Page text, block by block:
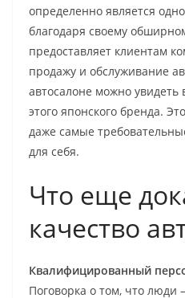
определенно является
благодаря своему
предоставляет клиентам
продажу и обслуживание
автосалоне можно увидеть
этого японского бренда.
даже самые
для себя.
Что еще
качество
Квалифицированный
Поговорка о том, что